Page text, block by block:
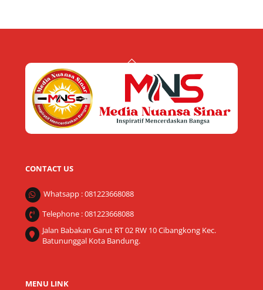
Back
Top
CONTACT US
Whatsapp : 081223668088
Telephone : 081223668088
Jalan Babakan Garut RT 02 RW 10 Cibangkong Kec.
Batununggal Kota Bandung.
MENU LINK